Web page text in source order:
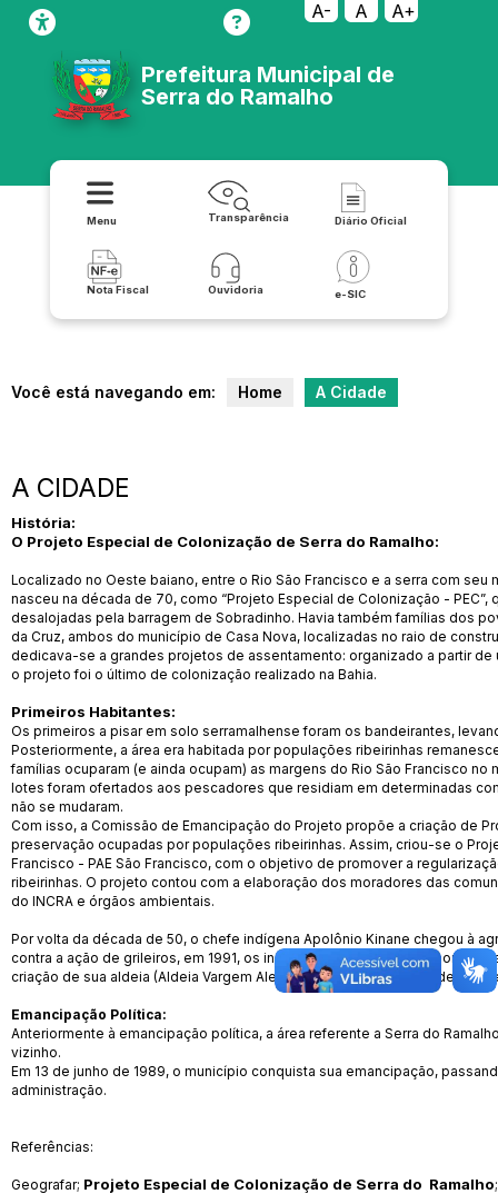
A- A A+
Prefeitura Municipal de
Serra do Ramalho
Menu Transparência Diário Oficial
Nota Fiscal Ouvidoria e-SIC
Você está navegando em: Home A Cidade
A CIDADE
História:
O Projeto Especial de Colonização de Serra do Ramalho:
Localizado no Oeste baiano, entre o Rio São Francisco e a serra com
nasceu na década de 70, como “Projeto Especial de Colonização -
desalojadas pela barragem de Sobradinho. Havia também famílias dos
da Cruz, ambos do município de Casa Nova, localizadas no raio de
dedicava-se a grandes projetos de assentamento: organizado a partir
o projeto foi o último de colonização realizado na Bahia.
Primeiros Habitantes:
Os primeiros a pisar em solo serramalhense foram os bandeirantes,
Posteriormente, a área era habitada por populações ribeirinhas
famílias ocuparam (e ainda ocupam) as margens do Rio São Francisco
lotes foram ofertados aos pescadores que residiam em determinadas
não se mudaram.
Com isso, a Comissão de Emancipação do Projeto propõe a criação de
preservação ocupadas por populações ribeirinhas. Assim, criou-se o
Francisco - PAE São Francisco, com o objetivo de promover a
ribeirinhas. O projeto contou com a elaboração dos moradores das
do INCRA e órgãos ambientais.
Por volta da década de 50, o chefe indígena Apolônio Kinane chegou à
contra a ação de grileiros, em 1991, os indígenas conquistaram a
criação de sua aldeia (Aldeia Vargem Alegre), bem como um lote de três
Emancipação Política:
Anteriormente à emancipação política, a área referente a Serra do
vizinho.
Em 13 de junho de 1989, o município conquista sua emancipação,
administração.
Referências:
Geografar; Projeto Especial de Colonização de Serra do Ramalho